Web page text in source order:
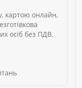
картою онлайн,
осіб без ПДВ.